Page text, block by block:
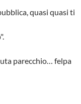
quasi quasi ti
parecchio… felpa